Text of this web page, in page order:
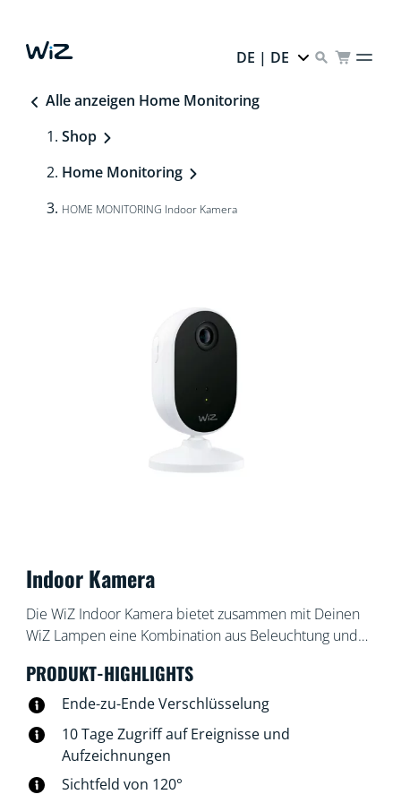
DE | DE
Alle anzeigen Home Monitoring
Shop
Home Monitoring
HOME MONITORING Indoor Kamera
Indoor Kamera
Die WiZ Indoor Kamera bietet zusammen mit Deinen
WiZ Lampen eine Kombination aus Beleuchtung und
und starte sie bei Bewegung, Geräuschen oder per
WiZ App. Schalte die Nachtsichtkamera ein, nutze das
anzubieten und mache Beweisaufnahmen. WiZ gibt Dir
mit der integrierten Sicherheits- und Lichtsteuerungs-
App die volle Kontrolle, ob zu Hause oder unterwegs.
PRODUKT-HIGHLIGHTS
Ende-zu-Ende Verschlüsselung
10 Tage Zugriff auf Ereignisse und
Aufzeichnungen
Sichtfeld von 120°